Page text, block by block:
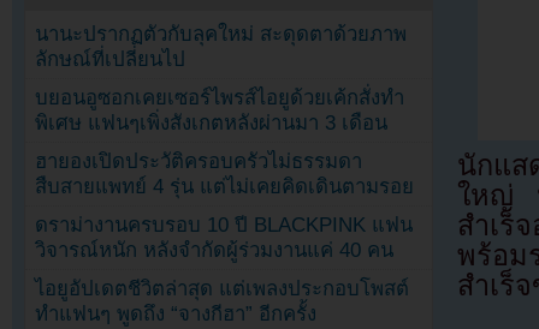
นักแ
ใหญ่
สำเร็
พร้อม
สำเร็
นานะปรากฏตัวกับลุคใหม่ สะดุดตาด้วยภาพ
ลักษณ์ที่เปลี่ยนไป
บยอนอูซอกเคยเซอร์ไพรส์ไอยูด้วยเค้กสั่งทำ
พิเศษ แฟนๆเพิ่งสังเกตหลังผ่านมา 3 เดือน
ฮายองเปิดประวัติครอบครัวไม่ธรรมดา
สืบสายแพทย์ 4 รุ่น แต่ไม่เคยคิดเดินตามรอย
ดราม่างานครบรอบ 10 ปี BLACKPINK แฟน
วิจารณ์หนัก หลังจำกัดผู้ร่วมงานแค่ 40 คน
ไอยูอัปเดตชีวิตล่าสุด แต่เพลงประกอบโพสต์
ทำแฟนๆ พูดถึง “จางกีฮา” อีกครั้ง